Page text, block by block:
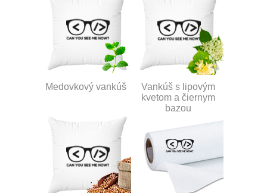
Medovkový vankúš
Vankúš s lipovým
kvetom a čiernym
bazou